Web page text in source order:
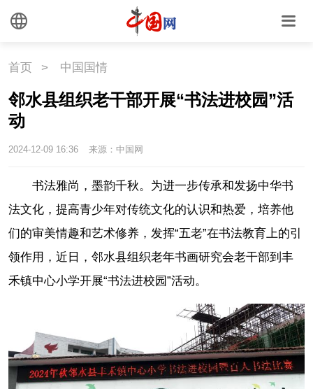
首页 > 中国国情
邻水县组织老干部开展“书法进校园”活
动
2024-12-09 16:36 来源：中国网
书法雅尚，墨韵千秋。为进一步传承和发扬中华书
法文化，提高青少年对传统文化的认识和热爱，培养他
们的审美情趣和艺术修养，发挥“五老”在书法教育上的引
领作用，近日，邻水县组织老年书画研究会老干部到丰
禾镇中心小学开展“书法进校园”活动。